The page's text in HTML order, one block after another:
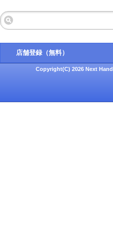
店舗登録（無料）
Copyright(C) 2026 Next